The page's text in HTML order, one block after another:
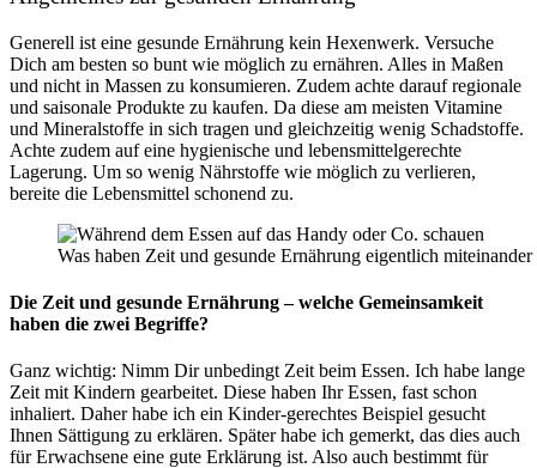
Generell ist eine gesunde Ernährung kein Hexenwerk. Versuche
Dich am besten so bunt wie möglich zu ernähren. Alles in Maßen
und nicht in Massen zu konsumieren. Zudem achte darauf regionale
und saisonale Produkte zu kaufen. Da diese am meisten Vitamine
und Mineralstoffe in sich tragen und gleichzeitig wenig Schadstoffe.
Achte zudem auf eine hygienische und lebensmittelgerechte
Lagerung. Um so wenig Nährstoffe wie möglich zu verlieren,
bereite die Lebensmittel schonend zu.
Was haben Zeit und gesunde Ernährung eigentlich miteinander
Die Zeit und gesunde Ernährung – welche Gemeinsamkeit
haben die zwei Begriffe?
Ganz wichtig: Nimm Dir unbedingt Zeit beim Essen. Ich habe lange
Zeit mit Kindern gearbeitet. Diese haben Ihr Essen, fast schon
inhaliert. Daher habe ich ein Kinder-gerechtes Beispiel gesucht
Ihnen Sättigung zu erklären. Später habe ich gemerkt, das dies auch
für Erwachsene eine gute Erklärung ist. Also auch bestimmt für